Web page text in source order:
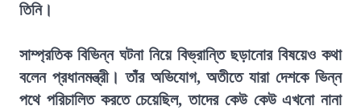
তিনি।
সাম্প্রতিক বিভিন্ন ঘটনা নিয়ে বিভ্রান্তি ছড়ানোর বিষয়েও কথা
বলেন প্রধানমন্ত্রী। তাঁর অভিযোগ, অতীতে যারা দেশকে ভিন্ন
পথে পরিচালিত করতে চেয়েছিল, তাদের কেউ কেউ এখনো নানা